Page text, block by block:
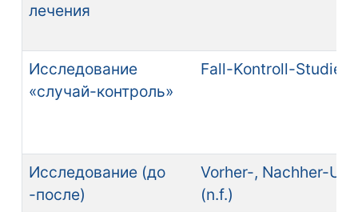
лечения
Исследование
«случай-контроль»
Fall-Kontroll-Studie
Исследование (до
-после)
Vorher-, Nachher-
(n.f.)